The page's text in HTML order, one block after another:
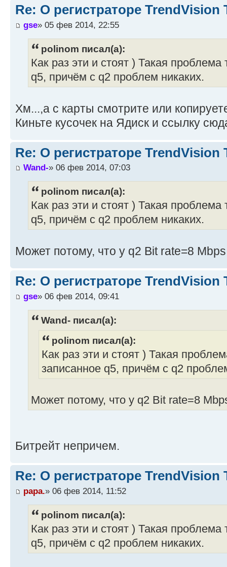
Re: О регистраторе TrendVision
gse» 05 фев 2014, 22:55
polinom писал(а):
Как раз эти и стоят ) Такая
q5, причём с q2 проблем никаких.
Хм...,а с карты смотрите или
Киньте кусочек на Ядиск и ссылку
Re: О регистраторе TrendVision
Wand-» 06 фев 2014, 07:03
polinom писал(а):
Как раз эти и стоят ) Такая
q5, причём с q2 проблем никаких.
Может потому, что у q2 Bit rate=8
Re: О регистраторе TrendVision
gse» 06 фев 2014, 09:41
Wand- писал(а):
polinom писал(а):
Как раз эти и стоят ) Такая
записанное q5, причём с q2
Может потому, что у q2 Bit rate=8
Битрейт непричем.
Re: О регистраторе TrendVision
papa.» 06 фев 2014, 11:52
polinom писал(а):
Как раз эти и стоят ) Такая
q5, причём с q2 проблем никаких.